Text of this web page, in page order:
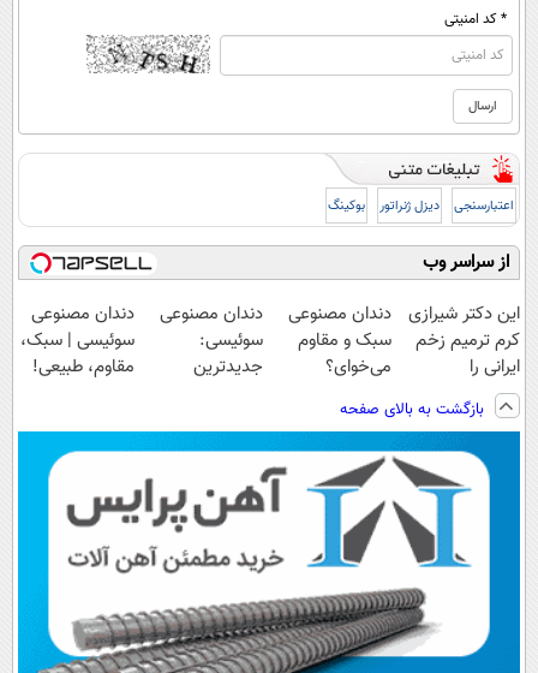
* کد امنیتی
اعتبارسنجی دیزل ژنراتور بوکینگ
از سراسر وب
این دکتر شیرازی
کرم ترمیم زخم
ایرانی را
ساخت!!!
دندان مصنوعی
سبک و مقاوم
می‌خوای؟
هم داریم!😍 |
📍تهران
دندان مصنوعی
سوئیسی:
جدیدترین
پرداخت قسطی
دندان مصنوعی
سوئیسی | سبک،
مقاوم، طبیعی!
اقساطی😍
بازگشت به بالای صفحه